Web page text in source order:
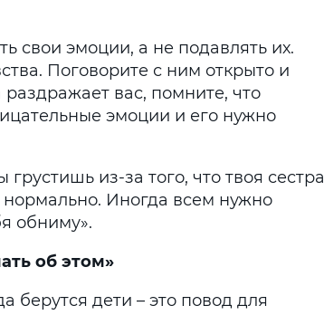
свои эмоции, а не подавлять их.
Поговорите с ним открыто и
вас, помните, что
эмоции и его нужно
грустишь из-за того, что твоя сестра
Иногда всем нужно
обниму».
об этом»
берутся дети – это повод для